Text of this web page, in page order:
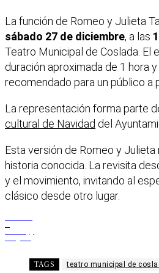
La función de Romeo y Julieta
sábado 27 de diciembre, a las
Teatro Municipal de Coslada. El
duración aproximada de 1 hora
recomendado para un público a
La representación forma parte
cultural de Navidad del
Esta versión de Romeo y
historia conocida. La revisita
y el movimiento, invitando al
clásico desde otro lugar.
TAGS teatro municipal de